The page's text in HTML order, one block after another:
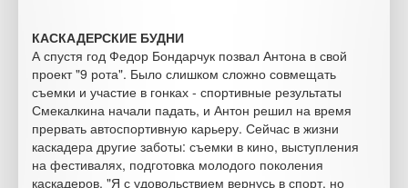
КАСКАДЕРСКИЕ БУДНИ
А спустя год Федор Бондарчук позвал Антона в свой
проект "9 рота". Было слишком сложно совмещать
съемки и участие в гонках - спортивные результаты
Смекалкина начали падать, и Антон решил на время
прервать автоспортивную карьеру. Сейчас в жизни
каскадера другие заботы: съемки в кино, выступления
на фестивалях, подготовка молодого поколения
каскадеров. "Я с удовольствием вернусь в спорт, но